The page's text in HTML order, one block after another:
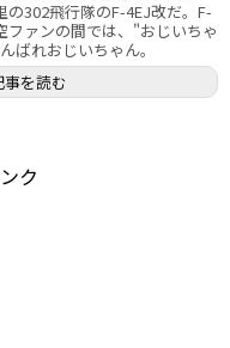
302飛行隊のF-4EJ改だ。F-
ァンの間では、"おじいちゃ
ばれおじいちゃん。
事を読む
ク